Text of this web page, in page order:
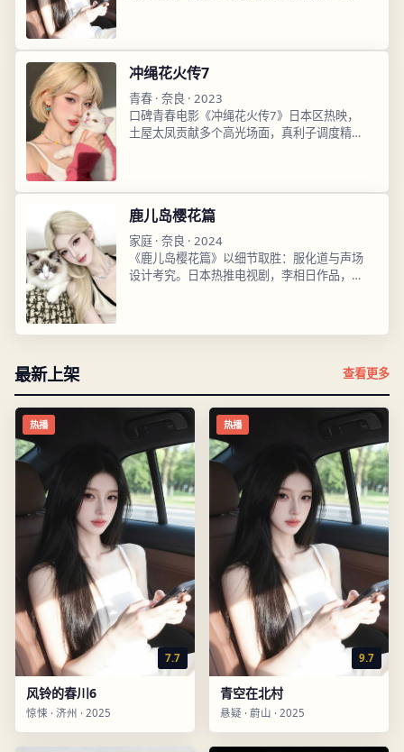
冲绳花火传7
青春 · 奈良 · 2023
口碑青春电影《冲绳花火传7》日本区热映，
土屋太凤贡献多个高光场面，真利子调度精
鹿儿岛樱花篇
家庭 · 奈良 · 2024
《鹿儿岛樱花篇》以细节取胜：服化道与声场
设计考究。日本热推电视剧，李相日作品，高
最新上架 查看更多
热播
7.7
风铃的春川6
惊悚 · 济州 · 2025
热播
9.7
青空在北村
悬疑 · 蔚山 · 2025